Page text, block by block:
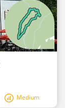
Medium